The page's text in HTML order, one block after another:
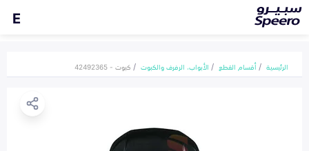
E
الرئيسية أقسام القطع الأبواب، الرفرف والكبوت كبوت - 42492365